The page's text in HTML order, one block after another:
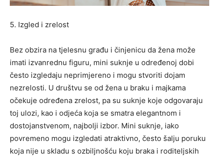
5. Izgled i zrelost
Bez obzira na tjelesnu građu i činjenicu da žena može
imati izvanrednu figuru, mini suknje u određenoj dobi
često izgledaju neprimjereno i mogu stvoriti dojam
nezrelosti. U društvu se od žena u braku i majkama
očekuje određena zrelost, pa su suknje koje odgovaraju
toj ulozi, kao i odjeća koja se smatra elegantnom i
dostojanstvenom, najbolji izbor. Mini suknje, iako
povremeno mogu izgledati atraktivno, često šalju poruku
koja nije u skladu s ozbiljnošću koju braka i roditeljskih